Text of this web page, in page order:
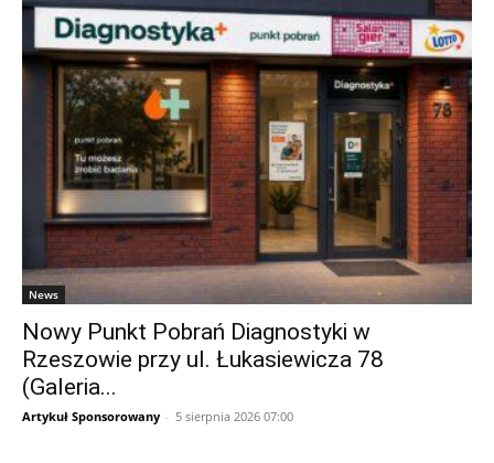
News
Nowy Punkt Pobrań Diagnostyki w
Rzeszowie przy ul. Łukasiewicza 78
(Galeria...
Artykuł Sponsorowany - 5 sierpnia 2026 07:00